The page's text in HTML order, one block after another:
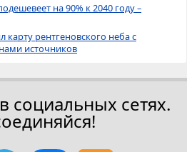
на 90% к 2040 году –
карту рентгеновского неба с
источников
социальных сетях.